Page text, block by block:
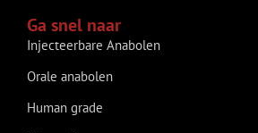
Ga snel naar
Injecteerbare Anabolen
Orale anabolen
Human grade